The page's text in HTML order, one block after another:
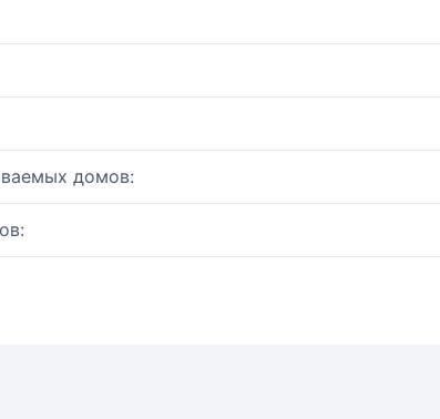
домов: